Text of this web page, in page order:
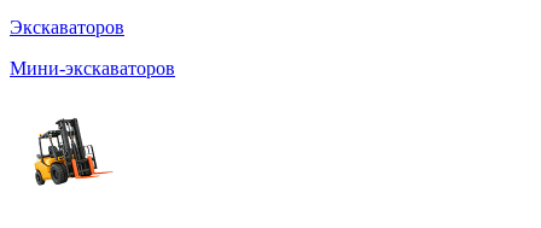
Экскаваторов
Мини-экскаваторов